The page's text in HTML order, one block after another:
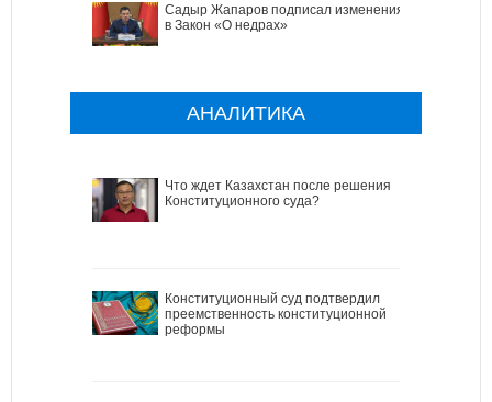
Садыр Жапаров подписал изменения
в Закон «О недрах»
АНАЛИТИКА
Что ждет Казахстан после решения
Конституционного суда?
Конституционный суд подтвердил
преемственность конституционной
реформы